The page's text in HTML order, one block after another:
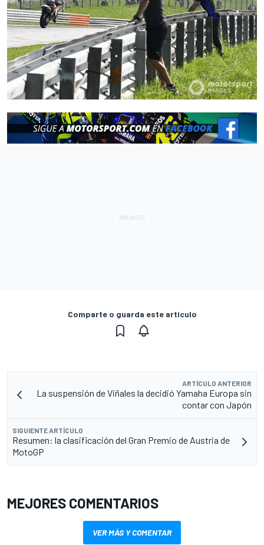
Comparte o guarda este artículo
ARTÍCULO ANTERIOR
La suspensión de Viñales la decidió Yamaha Europa sin
contar con Japón
SIGUIENTE ARTÍCULO
Resumen: la clasificación del Gran Premio de Austria de
MotoGP
MEJORES COMENTARIOS
VER MÁS Y COMENTAR